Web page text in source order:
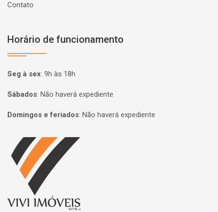
Contato
Horário de funcionamento
Seg à sex: 9h às 18h
Sábados: Não haverá expediente
Domingos e feriados: Não haverá expediente
Página inicial